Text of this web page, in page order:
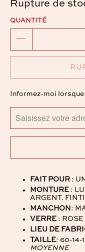
Rupture de
QUANTITÉ
TRANSLATION
Informez-moi
FAIT POUR :
MONTURE :
ARGENT.
MANCHON :
VERRE :
LIEU DE
TAILLE: 60-14-
MOYENNE